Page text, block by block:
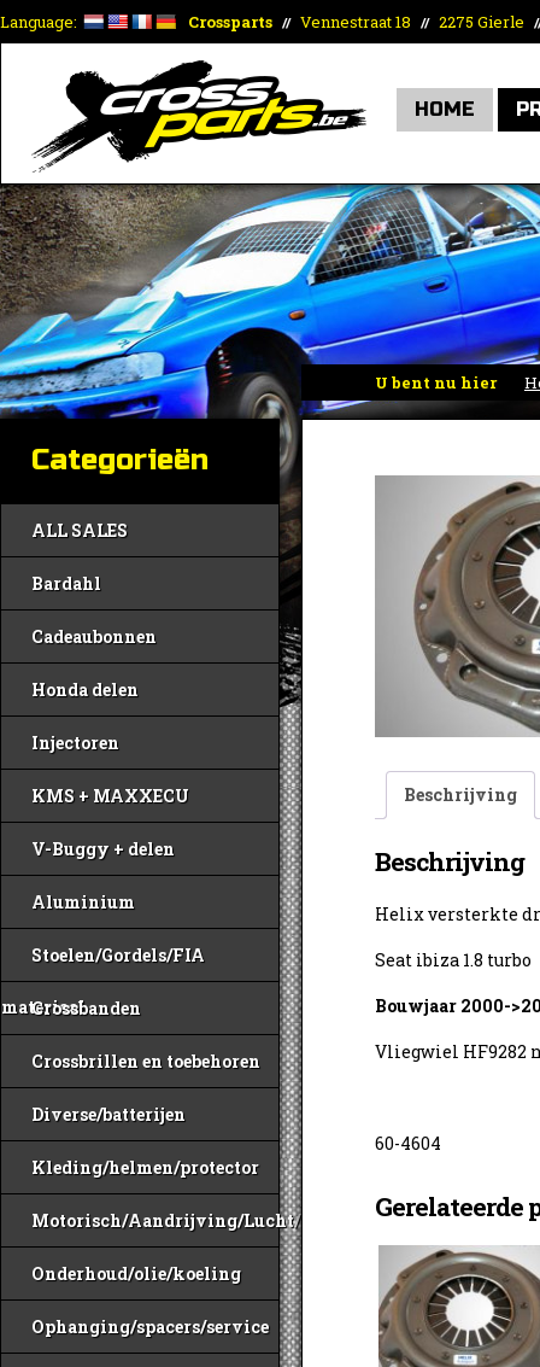
Language: Crossparts // Vennestraat 18 // 2275 Gierle
HOME
U bent nu hier
Categorieën
ALL SALES
Bardahl
Cadeaubonnen
Honda delen
Injectoren
KMS + MAXXECU
V-Buggy + delen
Aluminium
Stoelen/Gordels/FIA
materiaal
Crossbanden
Crossbrillen en toebehoren
Diverse/batterijen
Kleding/helmen/protector
Motorisch/Aandrijving/Lucht/Benzine
Onderhoud/olie/koeling
Ophanging/spacers/service
Beschrijving
Beschrijving
Helix versterkte
Seat ibiza 1.8 turbo
Bouwjaar 2000-
Vliegwiel HF9282
60-4604
Gerelateerde